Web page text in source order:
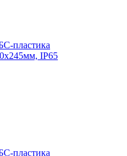
пластика
IP65
пластика